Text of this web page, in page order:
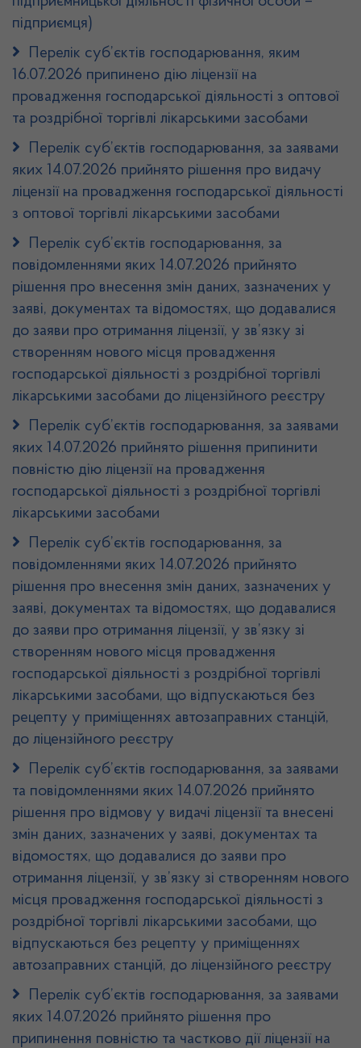
підприємця)
Перелік суб’єктів господарювання, яким
16.07.2026 припинено дію ліцензії на
провадження господарської діяльності з оптової
та роздрібної торгівлі лікарськими засобами
Перелік суб’єктів господарювання, за заявами
яких 14.07.2026 прийнято рішення про видачу
ліцензії на провадження господарської діяльності
з оптової торгівлі лікарськими засобами
Перелік суб’єктів господарювання, за
повідомленнями яких 14.07.2026 прийнято
рішення про внесення змін даних, зазначених у
заяві, документах та відомостях, що додавалися
до заяви про отримання ліцензії, у зв’язку зі
створенням нового місця провадження
господарської діяльності з роздрібної торгівлі
лікарськими засобами до ліцензійного реєстру
Перелік суб’єктів господарювання, за заявами
яких 14.07.2026 прийнято рішення припинити
повністю дію ліцензії на провадження
господарської діяльності з роздрібної торгівлі
лікарськими засобами
Перелік суб’єктів господарювання, за
повідомленнями яких 14.07.2026 прийнято
рішення про внесення змін даних, зазначених у
заяві, документах та відомостях, що додавалися
до заяви про отримання ліцензії, у зв’язку зі
створенням нового місця провадження
господарської діяльності з роздрібної торгівлі
лікарськими засобами, що відпускаються без
рецепту у приміщеннях автозаправних станцій,
до ліцензійного реєстру
Перелік суб’єктів господарювання, за заявами
та повідомленнями яких 14.07.2026 прийнято
рішення про відмову у видачі ліцензії та внесені
змін даних, зазначених у заяві, документах та
відомостях, що додавалися до заяви про
отримання ліцензії, у зв’язку зі створенням нового
місця провадження господарської діяльності з
роздрібної торгівлі лікарськими засобами, що
відпускаються без рецепту у приміщеннях
автозаправних станцій, до ліцензійного реєстру
Перелік суб’єктів господарювання, за заявами
яких 14.07.2026 прийнято рішення про
припинення повністю та частково дії ліцензії на